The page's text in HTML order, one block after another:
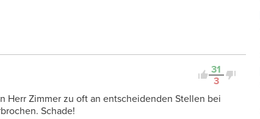
31
3
Herr Zimmer zu oft an entscheidenden Stellen bei
Schade!